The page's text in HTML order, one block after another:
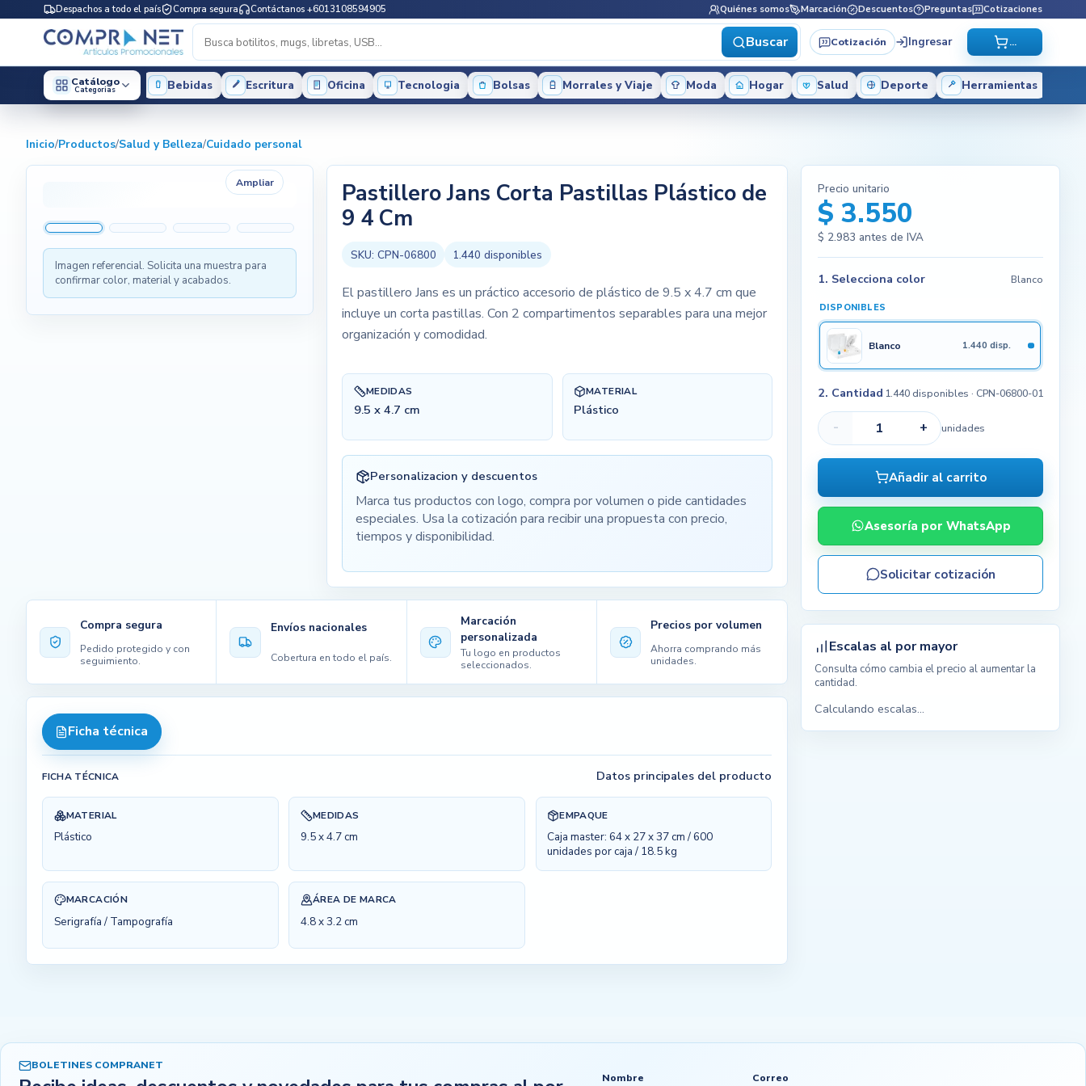
Despachos a todo el país Compra segura Contáctanos +6013108594905 Quiénes somos Marcación Descuentos Preguntas Cotizaciones
Buscar Cotización Ingresar ...
Catálogo
Categorias Bebidas Escritura Oficina Tecnologia Bolsas Morrales y Viaje Moda Hogar Salud Deporte Herramientas
Inicio/Productos/Salud y Belleza/Cuidado personal
Ampliar
Imagen referencial. Solicita una muestra para
confirmar color, material y acabados.
Pastillero Jans Corta Pastillas Plástico de
9 4 Cm
SKU: CPN-06800 1.440 disponibles
El pastillero Jans es un práctico accesorio de plástico de 9.5 x 4.7 cm que
incluye un corta pastillas. Con 2 compartimentos separables para una mejor
organización y comodidad.
MEDIDAS
9.5 x 4.7 cm
MATERIAL
Plástico
Personalizacion y descuentos
Marca tus productos con logo, compra por volumen o pide cantidades
especiales. Usa la cotización para recibir una propuesta con precio,
tiempos y disponibilidad.
Compra segura
Pedido protegido y con
seguimiento.
Envíos nacionales
Cobertura en todo el país.
Marcación
personalizada
Tu logo en productos
seleccionados.
Precios por volumen
Ahorra comprando más
unidades.
Ficha técnica
FICHA TÉCNICA Datos principales del producto
MATERIAL
Plástico
MEDIDAS
9.5 x 4.7 cm
EMPAQUE
Caja master: 64 x 27 x 37 cm / 600
unidades por caja / 18.5 kg
MARCACIÓN
Serigrafía / Tampografía
ÁREA DE MARCA
4.8 x 3.2 cm
Precio unitario
$ 3.550
$ 2.983 antes de IVA
1. Selecciona color Blanco
DISPONIBLES
Blanco 1.440 disp.
2. Cantidad 1.440 disponibles · CPN-06800-01
- + unidades
Añadir al carrito
Asesoría por WhatsApp
Solicitar cotización
Escalas al por mayor
Consulta cómo cambia el precio al aumentar la
cantidad.
Calculando escalas...
BOLETINES COMPRANET
Nombre Correo